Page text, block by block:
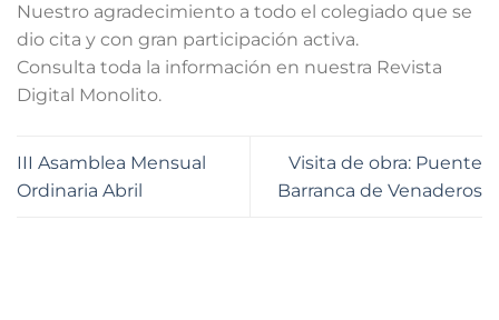
Nuestro agradecimiento a todo el colegiado que se
dio cita y con gran participación activa.
Consulta toda la información en nuestra Revista
Digital Monolito.
III Asamblea Mensual
Ordinaria Abril
Visita de obra: Puente
Barranca de Venaderos